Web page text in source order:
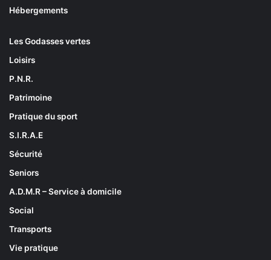
Hébergements
Les Godasses vertes
Loisirs
P.N.R.
Patrimoine
Pratique du sport
S.I.R.A.E
Sécurité
Seniors
A.D.M.R – Service à domicile
Social
Transports
Vie pratique